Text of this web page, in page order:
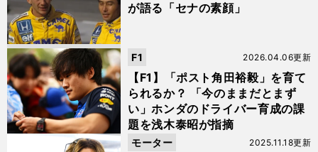
が語る「セナの素顔」
【F1】「ポスト角田裕毅」を育て
られるか？ 「今のままだとまず
い」ホンダのドライバー育成の課
題を浅木泰昭が指摘
2026.04.06更新
F1
2025.11.18更新
モーター